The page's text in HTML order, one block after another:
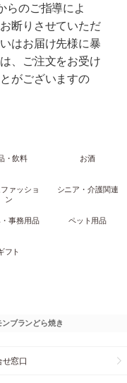
らのご指導によ
断りさせていただ
はお届け先様に暴
、ご注文をお受け
がございますの
・飲料 お酒
ァッショ
ン
シニア・介護関連
事務用品 ペット用品
フト
ブランどら焼き
せ窓口